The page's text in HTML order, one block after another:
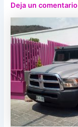
Deja un comentario